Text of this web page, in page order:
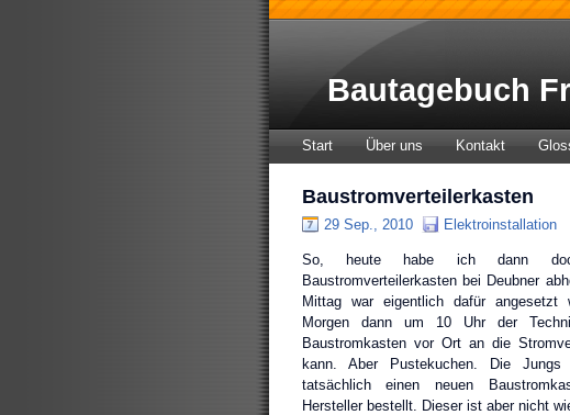
Bautagebuch
Start Über uns Kontakt
Baustromverteilerkasten
29 Sep., 2010 Elektroinstallation
So, heute habe ich dann
Baustromverteilerkasten bei Deubner
Mittag war eigentlich dafür angesetzt
Morgen dann um 10 Uhr der
Baustromkasten vor Ort an die
kann. Aber Pustekuchen. Die Jungs
tatsächlich einen neuen
Hersteller bestellt. Dieser ist aber nicht